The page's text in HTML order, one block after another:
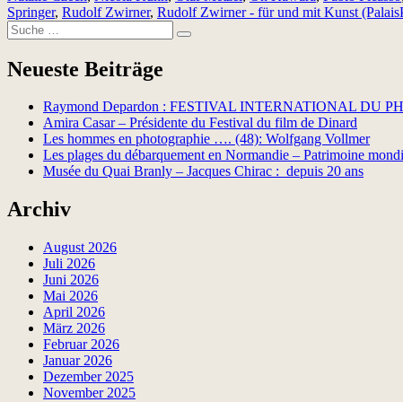
Springer, Rudolf Zwirner, Rudolf Zwirner - für und mit Kunst
Suche
nach:
Suchen
Neueste Beiträge
Raymond Depardon : FESTIVAL INTERNATIONAL DU
Amira Casar – Présidente du Festival du film de Dinard
Les hommes en photographie …. (48): Wolfgang Vollmer
Les plages du débarquement en Normandie – Patrimoine
Musée du Quai Branly – Jacques Chirac : depuis 20 ans
Archiv
August 2026
Juli 2026
Juni 2026
Mai 2026
April 2026
März 2026
Februar 2026
Januar 2026
Dezember 2025
November 2025